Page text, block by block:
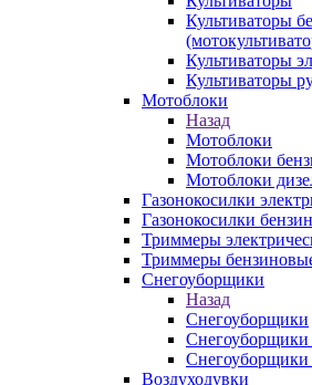
Культиваторы
Культиваторы
Культиваторы
Мотоблоки
Назад
Мотоблоки
Мотоблоки
Мотоблоки
Газонокосилки
Газонокосилки
Триммеры
Триммеры
Снегоуборщики
Назад
Снегоуборщики
Снегоуборщики
Снегоуборщики
Воздуходувки